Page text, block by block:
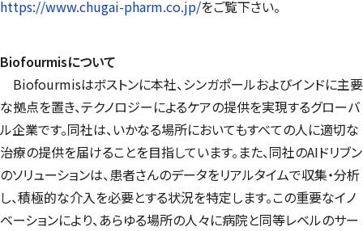
https://www.chugai-pharm.co.jp/をご覧下さい。
Biofourmisについて
Biofourmisはボストンに本社、シンガポールおよびインドに主要
な拠点を置き、テクノロジーによるケアの提供を実現するグローバ
ル企業です。同社は、いかなる場所においてもすべての人に適切な
治療の提供を届けることを目指しています。また、同社のAIドリブン
のソリューションは、患者さんのデータをリアルタイムで収集・分析
し、積極的な介入を必要とする状況を特定します。この重要なイノ
ベーションにより、あらゆる場所の人々に病院と同等レベルのサー